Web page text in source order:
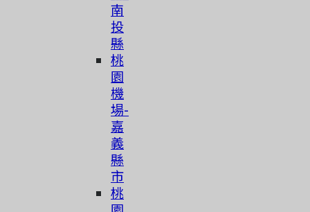
南
投
縣
桃
園
機
場-
嘉
義
縣
市
桃